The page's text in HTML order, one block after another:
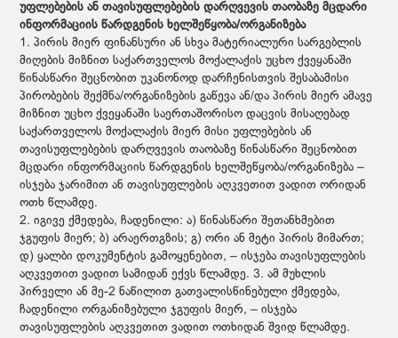
უფლებების ან თავისუფლებების დარღვევის თაობაზე მცდარი
ინფორმაციის წარდგენის ხელშეწყობა/ორგანიზება
1. პირის მიერ ფინანსური ან სხვა მატერიალური სარგებლის
მიღების მიზნით საქართველოს მოქალაქის უცხო ქვეყანაში
წინასწარი შეცნობით უკანონოდ დარჩენისთვის შესაბამისი
პირობების შექმნა/ორგანიზების გაწევა ან/და პირის მიერ ამავე
მიზნით უცხო ქვეყანაში საერთაშორისო დაცვის მისაღებად
საქართველოს მოქალაქის მიერ მისი უფლებების ან
თავისუფლებების დარღვევის თაობაზე წინასწარი შეცნობით
მცდარი ინფორმაციის წარდგენის ხელშეწყობა/ორგანიზება –
ისჯება ჯარიმით ან თავისუფლების აღკვეთით ვადით ორიდან
ოთხ წლამდე.
2. იგივე ქმედება, ჩადენილი: ა) წინასწარი შეთანხმებით
ჯგუფის მიერ; ბ) არაერთგზის; გ) ორი ან მეტი პირის მიმართ;
დ) ყალბი დოკუმენტის გამოყენებით, – ისჯება თავისუფლების
აღკვეთით ვადით სამიდან ექვს წლამდე. 3. ამ მუხლის
პირველი ან მე-2 ნაწილით გათვალისწინებული ქმედება,
ჩადენილი ორგანიზებული ჯგუფის მიერ, – ისჯება
თავისუფლების აღკვეთით ვადით ოთხიდან შვიდ წლამდე.